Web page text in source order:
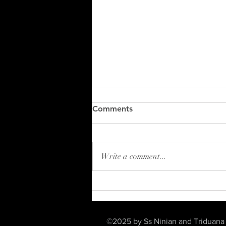
godz.12:30 - Msza Św. w j.
Comments
Write a comment...
©2025 by Ss Ninian and Triduana